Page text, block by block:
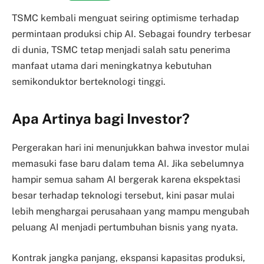
TSMC kembali menguat seiring optimisme terhadap
permintaan produksi chip AI. Sebagai foundry terbesar
di dunia, TSMC tetap menjadi salah satu penerima
manfaat utama dari meningkatnya kebutuhan
semikonduktor berteknologi tinggi.
Apa Artinya bagi Investor?
Pergerakan hari ini menunjukkan bahwa investor mulai
memasuki fase baru dalam tema AI. Jika sebelumnya
hampir semua saham AI bergerak karena ekspektasi
besar terhadap teknologi tersebut, kini pasar mulai
lebih menghargai perusahaan yang mampu mengubah
peluang AI menjadi pertumbuhan bisnis yang nyata.
Kontrak jangka panjang, ekspansi kapasitas produksi,